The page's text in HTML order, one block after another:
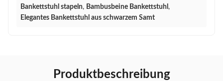
Bankettstuhl stapeln, Bambusbeine Bankettstuhl ,
Elegantes Bankettstuhl aus schwarzem Samt
Produktbeschreibung